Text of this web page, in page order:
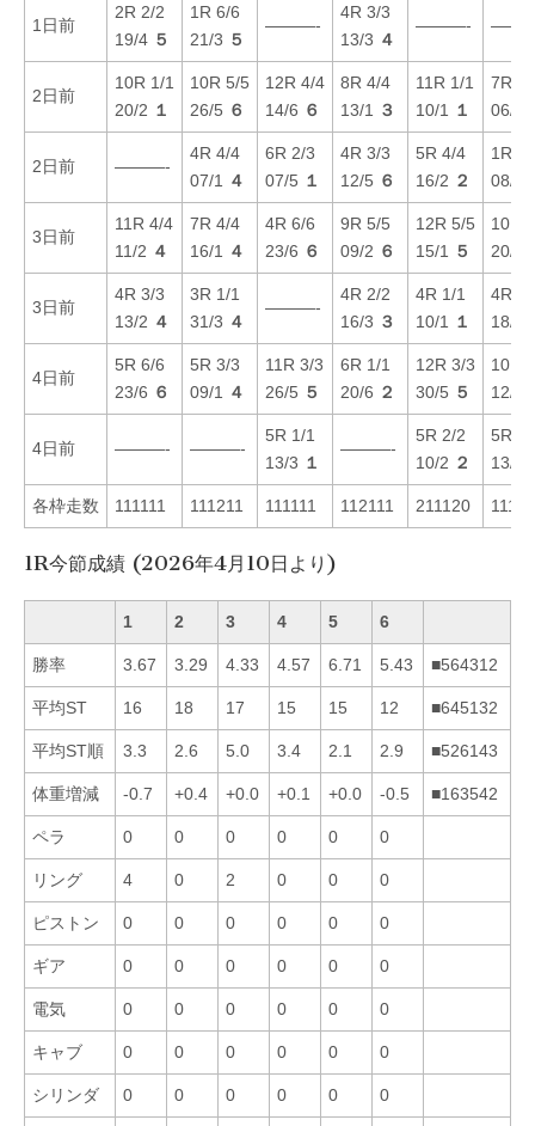
1日前
2R 2/2
19/4 ５
1R 6/6
21/3 ５
———-
4R 3/3
13/3 ４
———-
2日前
10R 1/1
20/2 １
10R 5/5
26/5 ６
12R 4/4
14/6 ６
8R 4/4
13/1
３
11R 1/1
10/1
１
7R 3/
06/1
2日前 ———-
4R 4/4
07/1
４
6R 2/3
07/5 １
4R 3/3
12/5 ６
5R 4/4
16/2 ２
1R 4/
08/1
3日前
11R 4/4
11/2 ４
7R 4/4
16/1
４
4R 6/6
23/6 ６
9R 5/5
09/2 ６
12R 5/5
15/1
５
10R
20/6
3日前
4R 3/3
13/2 ４
3R 1/1
31/3 ４
———-
4R 2/2
16/3 ３
4R 1/1
10/1
１
4R 5/
18/4
4日前
5R 6/6
23/6 ６
5R 3/3
09/1
４
11R 3/3
26/5 ５
6R 1/1
20/6 ２
12R 3/3
30/5 ５
10R
12/4
4日前 ———- ———-
5R 1/1
13/3 １
———-
5R 2/2
10/2 ２
5R 4/
13/3
各枠走数 111111 111211 111111 112111 211120
1R今節成績 (2026年4月10日より)
1 2 3 4 5 6
勝率 3.67 3.29 4.33 4.57 6.71 5.43 ■564312
平均ST 16 18 17 15 15 12 ■645132
平均ST順 3.3 2.6 5.0 3.4 2.1 2.9 ■526143
体重増減 -0.7 +0.4 +0.0 +0.1 +0.0 -0.5 ■163542
ペラ 0 0 0 0 0 0
リング 4 0 2 0 0 0
ピストン 0 0 0 0 0 0
ギア 0 0 0 0 0 0
電気 0 0 0 0 0 0
キャブ 0 0 0 0 0 0
シリンダ 0 0 0 0 0 0